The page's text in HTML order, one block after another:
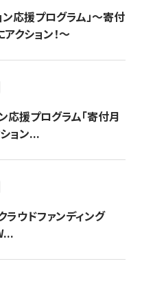
応援プログラム」〜寄付
クション！〜
応援プログラム「寄付月
ョン...
ウドファンディング